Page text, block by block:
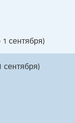
1 сентября)
сентября)